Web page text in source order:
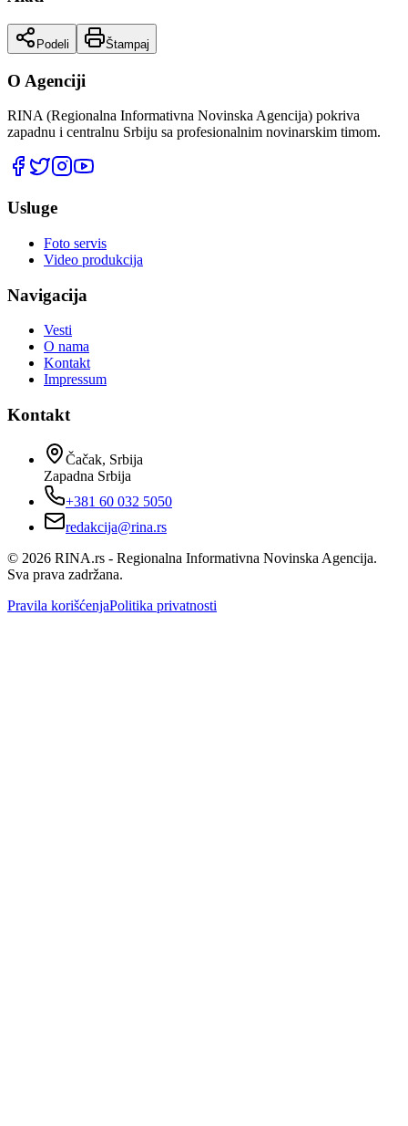
Podeli Štampaj
O Agenciji
RINA (Regionalna Informativna Novinska Agencija) pokriva
zapadnu i centralnu Srbiju sa profesionalnim novinarskim timom.
Usluge
Foto servis
Video produkcija
Navigacija
Vesti
O nama
Kontakt
Impressum
Kontakt
Čačak, Srbija
Zapadna Srbija
+381 60 032 5050
redakcija@rina.rs
© 2026 RINA.rs - Regionalna Informativna Novinska Agencija.
Sva prava zadržana.
Pravila korišćenjaPolitika privatnosti